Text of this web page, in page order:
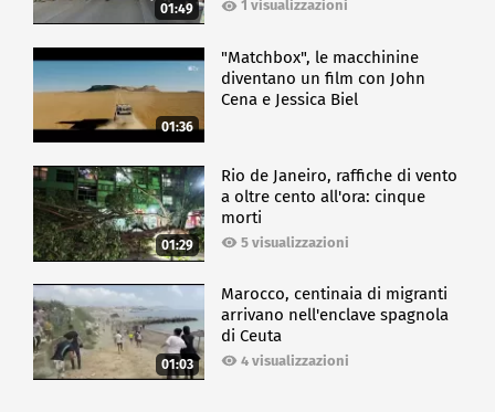
01:49 1 visualizzazioni
01:36
"Matchbox", le macchinine
diventano un film con John
Cena e Jessica Biel
01:29
Rio de Janeiro, raffiche di vento
a oltre cento all'ora: cinque
morti
5 visualizzazioni
01:03
Marocco, centinaia di migranti
arrivano nell'enclave spagnola
di Ceuta
4 visualizzazioni